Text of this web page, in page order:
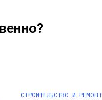
СТРОИТЕЛЬСТВО И РЕМОНТ